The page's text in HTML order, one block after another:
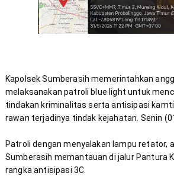
Kapolsek Sumberasih memerintahkan
melaksanakan patroli blue light untuk
tindakan kriminalitas serta antisipasi
Patroli dengan menyalakan lampu retator,
Sumberasih memantauan di jalur Pantura